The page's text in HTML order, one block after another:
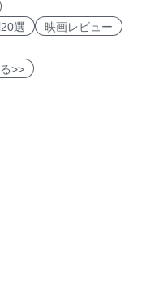
選
映画レビュー
>>